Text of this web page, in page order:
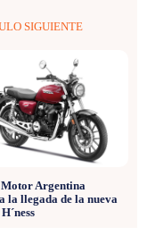
SIGUIENTE
Argentina
la llegada de la nueva